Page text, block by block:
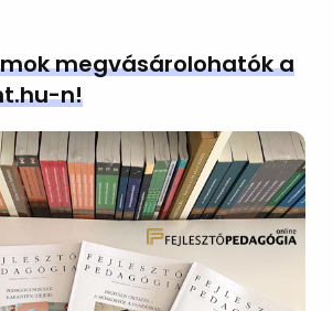
megvásárolohatók a
n!